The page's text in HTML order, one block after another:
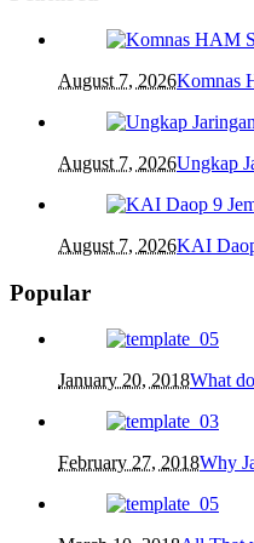
August 7, 2026Komnas
August 7, 2026Ungkap
August 7, 2026KAI
Popular
January 20, 2018What
February 27, 2018Why